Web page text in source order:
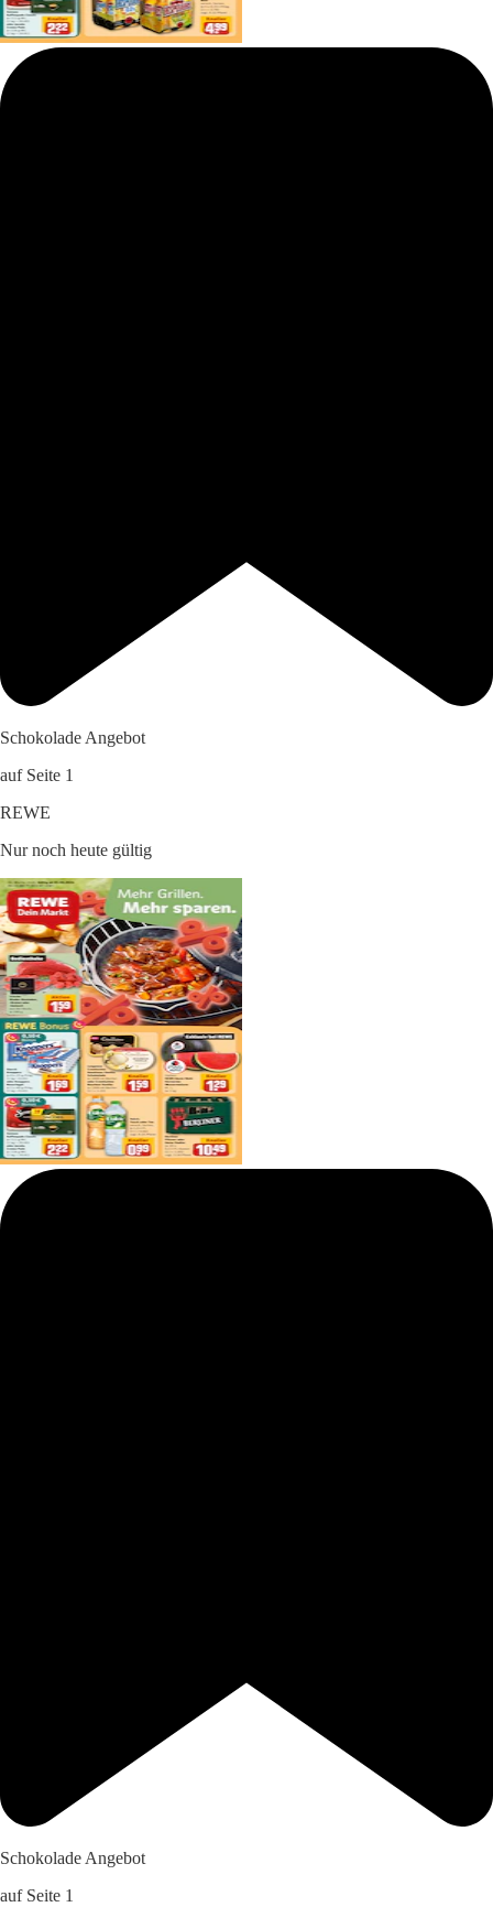
Schokolade Angebot
auf Seite 1
REWE
Nur noch heute gültig
Schokolade Angebot
auf Seite 1